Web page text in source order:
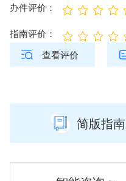
办件评价：
指南评价：
查看评价
简版指南